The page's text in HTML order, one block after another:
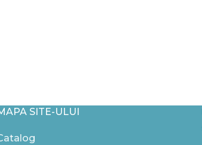
SITE-ULUI